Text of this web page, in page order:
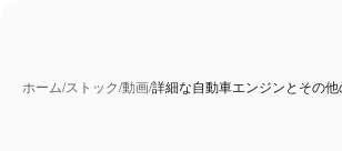
ホーム/ストック/動画/詳細な自動車エンジンとその